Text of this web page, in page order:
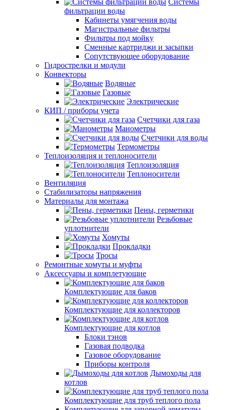
Системы
фильтрации воды
Кабинеты умягчения воды
Магистральные фильтры
Фильтры под мойку
Сменные картриджи и засыпки
Сопутствующее оборудование
Гидрострелки и модули
Конвекторы
Водяные
Газовые
Электрические
КИП / приборы учета
Счетчики для газа
Манометры
Счетчики для воды
Термометры
Теплоизоляция и теплоносители
Теплоизоляция
Теплоносители
Вентиляция
Стабилизаторы напряжения
Материалы для монтажа
Пены, герметики
Резьбовые
уплотнители
Хомуты
Прокладки
Тросы
Ремонтные хомуты и муфты
Аксессуары и комплетующие
Комплектующие для баков
Комплектующие для коллекторов
Комплектующие для котлов
Блоки тэнов
Газовая подводка
Газовое оборудование
Приборы контроля
Дымоходы для
котлов
Комплектующие для труб теплого пола